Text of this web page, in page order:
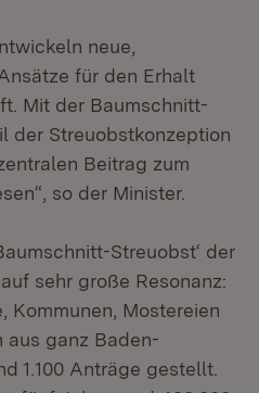
neue,
für den Erhalt
Mit der Baumschnitt-
der Streuobstkonzeption
Beitrag zum
so der Minister.
Streuobst‘ der
sehr große Resonanz:
Kommunen, Mostereien
aus ganz Baden-
1.100 Anträge gestellt.